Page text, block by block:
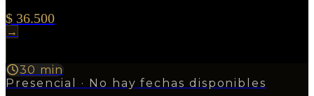
$ 36.500
→
30 min
Presencial
· No hay fechas disponibles